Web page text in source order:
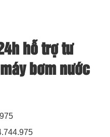
hỗ trợ tư
bơm nước